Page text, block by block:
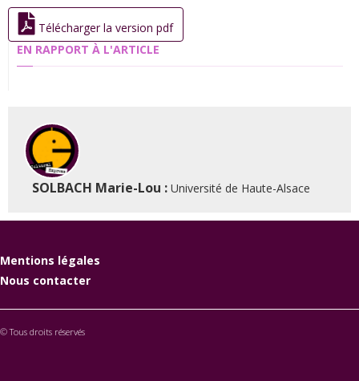
Télécharger la version pdf
EN RAPPORT À L'ARTICLE
SOLBACH Marie-Lou : Université de Haute-Alsace
Mentions légales
Nous contacter
© Tous droits réservés